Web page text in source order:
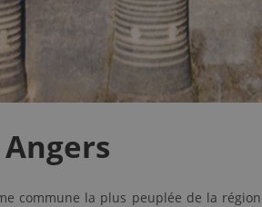
commune la plus peuplée de la région